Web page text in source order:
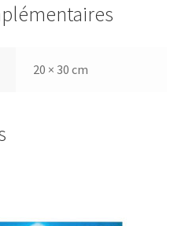
20 × 30 cm